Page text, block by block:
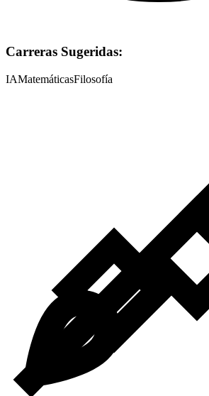
Carreras Sugeridas:
IAMatemáticasFilosofía